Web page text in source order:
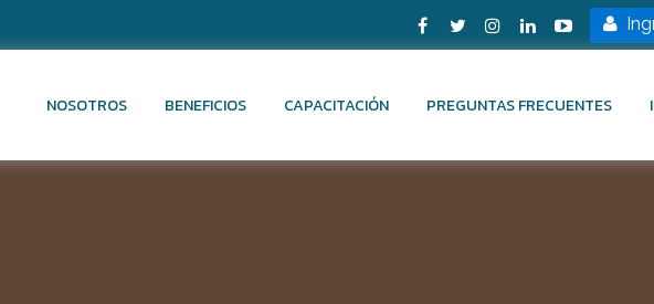
NOSOTROS BENEFICIOS CAPACITACIÓN PREGUNTAS FRECUENTES